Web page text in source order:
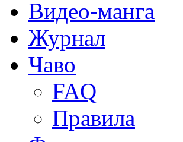
Видео-манга
Журнал
Чаво
FAQ
Правила